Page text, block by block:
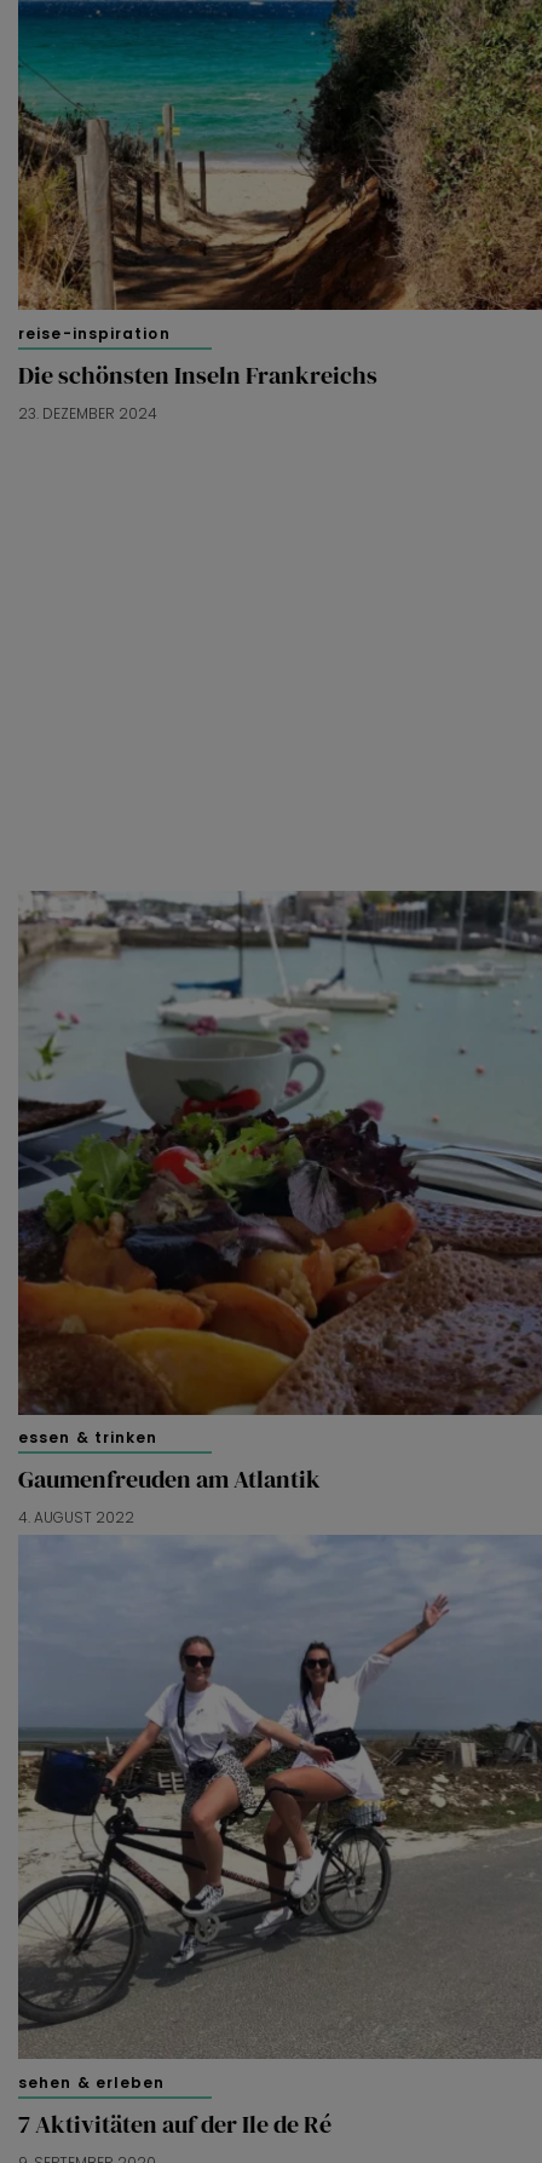
reise-inspiration
Die schönsten Inseln Frankreichs
23. DEZEMBER 2024
essen & trinken
Gaumenfreuden am Atlantik
4. AUGUST 2022
sehen & erleben
7 Aktivitäten auf der Ile de Ré